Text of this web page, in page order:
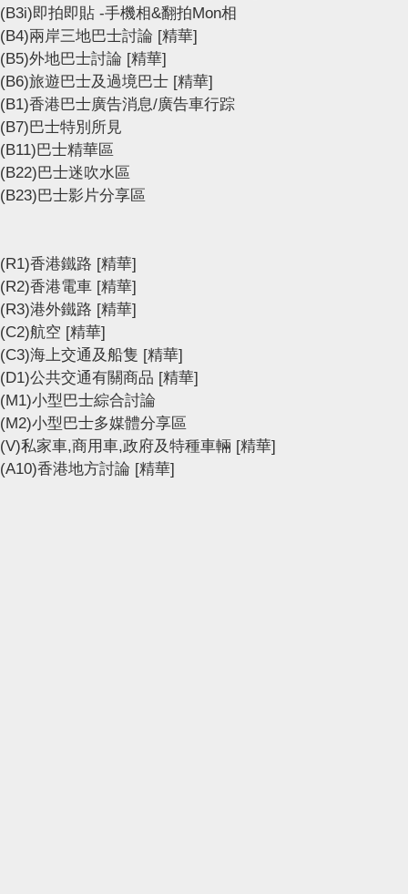
(B3i)即拍即貼 -手機相&翻拍Mon相
(B4)兩岸三地巴士討論 [精華]
(B5)外地巴士討論 [精華]
(B6)旅遊巴士及過境巴士 [精華]
(B1)香港巴士廣告消息/廣告車行踪
(B7)巴士特別所見
(B11)巴士精華區
(B22)巴士迷吹水區
(B23)巴士影片分享區
(R1)香港鐵路 [精華]
(R2)香港電車 [精華]
(R3)港外鐵路 [精華]
(C2)航空 [精華]
(C3)海上交通及船隻 [精華]
(D1)公共交通有關商品 [精華]
(M1)小型巴士綜合討論
(M2)小型巴士多媒體分享區
(V)私家車,商用車,政府及特種車輛 [精華]
(A10)香港地方討論 [精華]